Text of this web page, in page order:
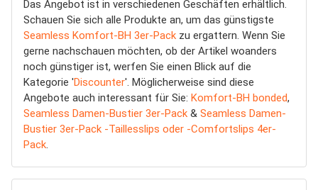
Das Angebot ist in verschiedenen Geschäften erhältlich.
Schauen Sie sich alle Produkte an, um das günstigste
Seamless Komfort-BH 3er-Pack zu ergattern. Wenn Sie
gerne nachschauen möchten, ob der Artikel woanders
noch günstiger ist, werfen Sie einen Blick auf die
Kategorie 'Discounter'. Möglicherweise sind diese
Angebote auch interessant für Sie: Komfort-BH bonded,
Seamless Damen-Bustier 3er-Pack & Seamless Damen-
Bustier 3er-Pack -Taillesslips oder -Comfortslips 4er-
Pack.